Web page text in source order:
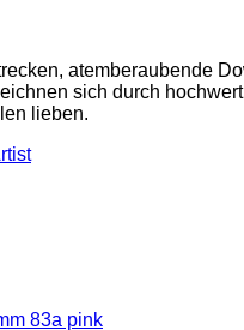
atemberaubende
sich durch
lieben.